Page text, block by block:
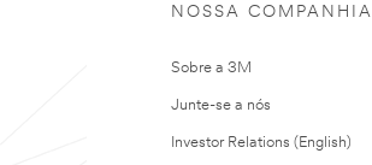
NOSSA COMPANHIA
Sobre a 3M
Junte-se a nós
Investor Relations (English)